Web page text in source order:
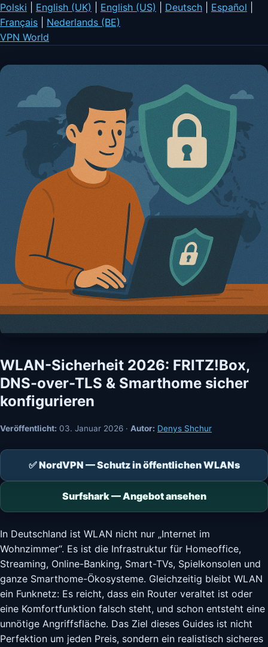
Polski English (UK) English (US) Deutsch Español
Français
Nederlands (BE)
VPN World
WLAN-Sicherheit 2026: FRITZ!Box,
DNS-over-TLS & Smarthome sicher
konfigurieren
Veröffentlicht: 03. Januar 2026 · Autor: Denys Shchur
✅ NordVPN — Schutz in öffentlichen WLANs
Surfshark — Angebot ansehen
In Deutschland ist WLAN nicht nur „Internet im
Wohnzimmer“. Es ist die Infrastruktur für Homeoffice,
Streaming, Online-Banking, Smart-TVs, Spielkonsolen und
ganze Smarthome-Ökosysteme. Gleichzeitig bleibt WLAN
ein Funknetz: Es reicht, dass ein Router veraltet ist oder
eine Komfortfunktion falsch steht, und schon entsteht eine
unnötige Angriffsfläche. Das Ziel dieses Guides ist nicht
Perfektion um jeden Preis, sondern ein realistisch sicheres